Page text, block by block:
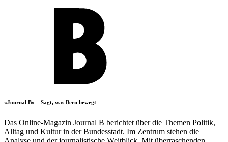
«Journal B» – Sagt, was Bern bewegt
Das Online-Magazin Journal B berichtet über die Themen Politik,
Alltag und Kultur in der Bundesstadt. Im Zentrum stehen die